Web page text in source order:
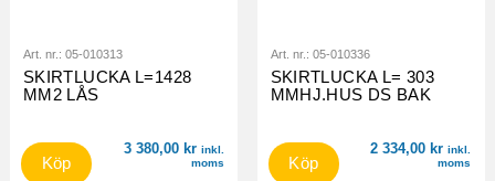
Art. nr.: 05-010313
SKIRTLUCKA L=1428
MM2 LÅS
3 380,00 kr inkl.
moms
Köp
Art. nr.: 05-010336
SKIRTLUCKA L= 303
MMHJ.HUS DS BAK
2 334,00 kr inkl.
moms
Köp